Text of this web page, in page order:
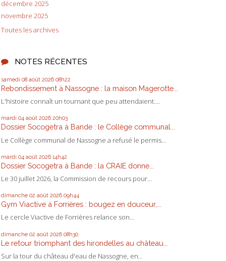
décembre 2025
novembre 2025
Toutes les archives
NOTES RÉCENTES
samedi 08 août 2026 08h22
Rebondissement à Nassogne : la maison Magerotte...
L'histoire connaît un tournant que peu attendaient....
mardi 04 août 2026 20h03
Dossier Socogetra à Bande : le Collège communal...
Le Collège communal de Nassogne a refusé le permis...
mardi 04 août 2026 14h42
Dossier Socogetra à Bande : la CRAIE donne...
Le 30 juillet 2026, la Commission de recours pour...
dimanche 02 août 2026 09h44
Gym Viactive à Forrières : bougez en douceur,...
Le cercle Viactive de Forrières relance son...
dimanche 02 août 2026 08h30
Le retour triomphant des hirondelles au château...
Sur la tour du château d'eau de Nassogne, en...